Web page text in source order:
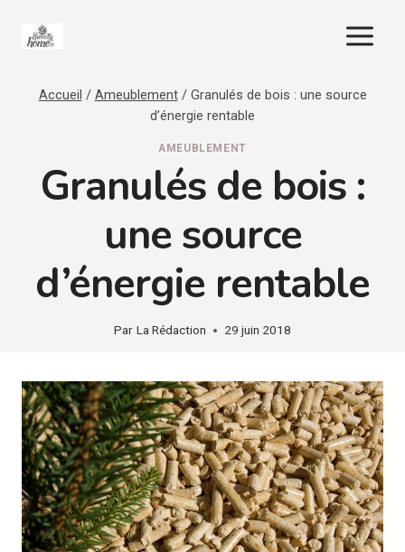
Accueil / Ameublement / Granulés de bois : une source
d’énergie rentable
AMEUBLEMENT
Granulés de bois :
une source
d’énergie rentable
Par La Rédaction 29 juin 2018